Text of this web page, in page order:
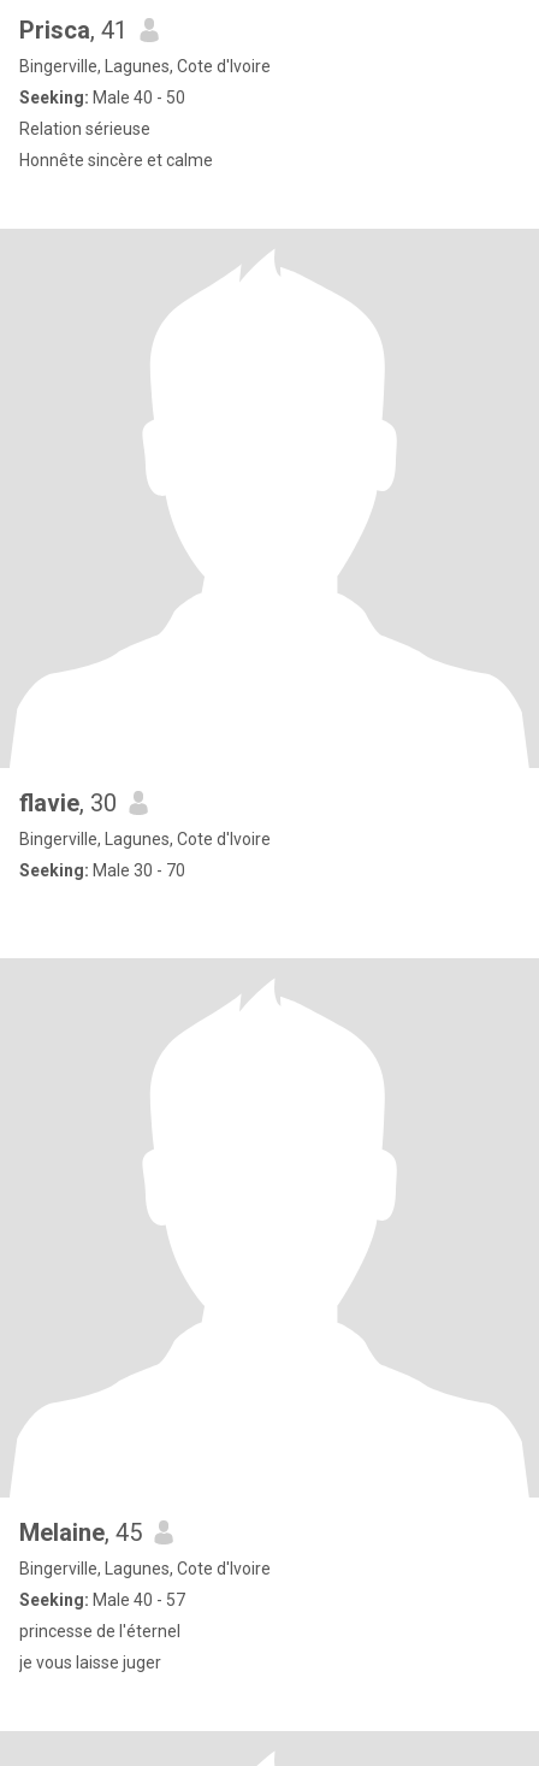
Prisca, 41
Bingerville, Lagunes, Cote d'Ivoire
Seeking: Male 40 - 50
Relation sérieuse
Honnête sincère et calme
flavie, 30
Bingerville, Lagunes, Cote d'Ivoire
Seeking: Male 30 - 70
Melaine, 45
Bingerville, Lagunes, Cote d'Ivoire
Seeking: Male 40 - 57
princesse de l'éternel
je vous laisse juger